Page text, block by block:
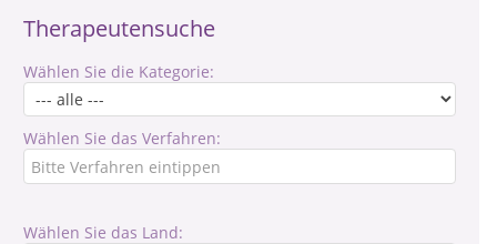
Therapeutensuche
Wählen Sie die Kategorie:
Wählen Sie das Verfahren:
Wählen Sie das Land: